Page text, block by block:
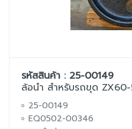
รหัสสินค้า : 25-00149
ล้อนำ สำหรับรถขุด
25-00149
EQ0502-00346